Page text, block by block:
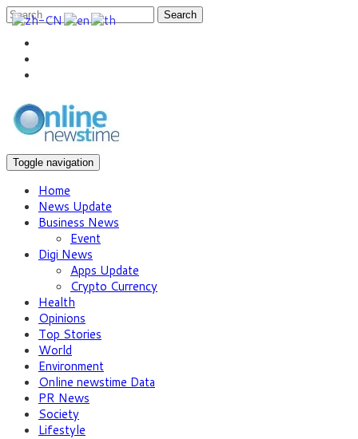
Search
Toggle navigation
Home
News Update
Business News
Event
Digi News
Apps Update
Crypto Currency
Health
Opinions
Top Stories
World
Environment
Online newstime Data
PR News
Society
Lifestyle